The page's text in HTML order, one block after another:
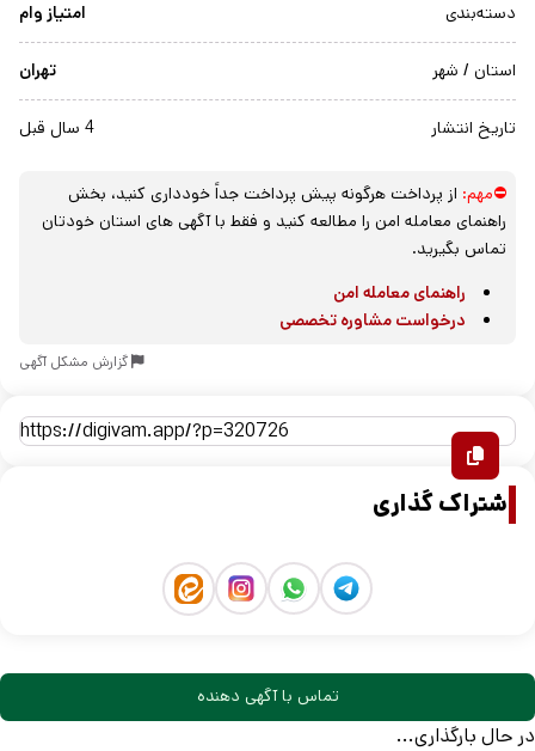
دسته‌بندی امتیاز وام
استان / شهر تهران
تاریخ انتشار 4 سال قبل
⛔مهم: از پرداخت هرگونه پیش پرداخت جداً خودداری کنید، بخش
راهنمای معامله امن را مطالعه کنید و فقط با آگهی های استان خودتان
تماس بگیرید.
راهنمای معامله امن
درخواست مشاوره تخصصی
گزارش مشکل آگهی
اشتراک گذاری
تماس با آگهی دهنده
در حال بارگذاری...